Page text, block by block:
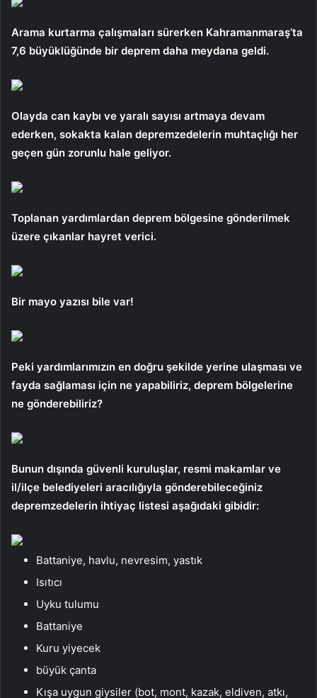
Arama kurtarma çalışmaları sürerken Kahramanmaraş’ta
7,6 büyüklüğünde bir deprem daha meydana geldi.
Olayda can kaybı ve yaralı sayısı artmaya devam
ederken, sokakta kalan depremzedelerin muhtaçlığı her
geçen gün zorunlu hale geliyor.
Toplanan yardımlardan deprem bölgesine gönderilmek
üzere çıkanlar hayret verici.
Bir mayo yazısı bile var!
Peki yardımlarımızın en doğru şekilde yerine ulaşması ve
fayda sağlaması için ne yapabiliriz, deprem bölgelerine
ne gönderebiliriz?
Bunun dışında güvenli kuruluşlar, resmi makamlar ve
il/ilçe belediyeleri aracılığıyla gönderebileceğiniz
depremzedelerin ihtiyaç listesi aşağıdaki gibidir:
Battaniye, havlu, nevresim, yastık
Isıtıcı
Uyku tulumu
Battaniye
Kuru yiyecek
büyük çanta
Kışa uygun giysiler (bot, mont, kazak, eldiven, atkı,